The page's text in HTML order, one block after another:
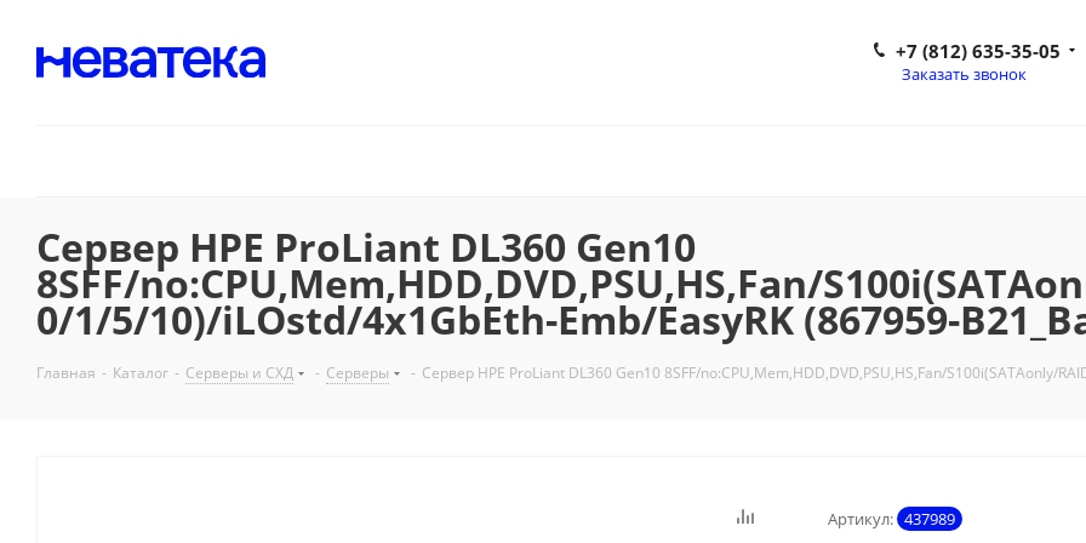
+7 (812) 635-35-05
Заказать звонок
Сервер HPE ProLiant DL360 Gen10
8SFF/no:CPU,Mem,HDD,DVD,PSU,HS,Fan/
0/1/5/10)/iLOstd/4x1GbEth-Emb/EasyRK (867959-
Главная - Каталог - Серверы и СХД - Серверы - Сервер HPE ProLiant DL360 Gen10 8SFF/no:CPU,Mem,HDD,DVD,PSU,HS,Fan/S100i(SATAonly/
Артикул: 437989